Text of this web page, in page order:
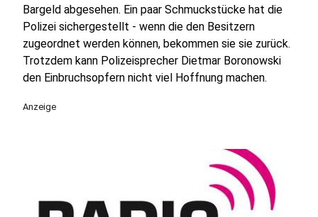
Bargeld abgesehen. Ein paar Schmuckstücke hat die
Polizei sichergestellt - wenn die den Besitzern
zugeordnet werden können, bekommen sie sie zurück.
Trotzdem kann Polizeisprecher Dietmar Boronowski
den Einbruchsopfern nicht viel Hoffnung machen.
Anzeige